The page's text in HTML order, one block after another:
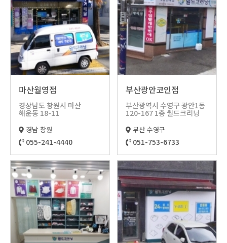
월드크
리닝사
보
처리절
차
자주하
는
질문
고객의
인사말
회사비
전
회사연
인증현
오시는
길
마산월영점
경상남도 창원시 마산
해운동 18-11
경남 창원
055-241-4440
부산광안코인점
부산광역시 수영구 광안1동
120-167 1층 월드크리닝
부산 수영구
051-753-6733